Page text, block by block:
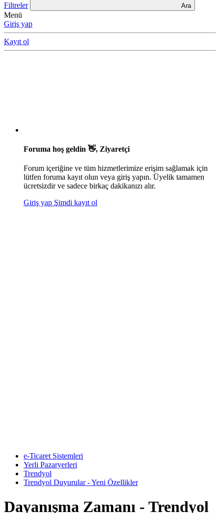
Filtreler Ara
Menü
Giriş yap
Kayıt ol
Foruma hoş geldin 👋, Ziyaretçi
Forum içeriğine ve tüm hizmetlerimize erişim sağlamak için
lütfen foruma kayıt olun veya giriş yapın. Üyelik tamamen
ücretsizdir ve sadece birkaç dakikanızı alır.
Giriş yap Şimdi kayıt ol
e-Ticaret Sistemleri
Yerli Pazaryerleri
Trendyol
Trendyol Duyurular - Yeni Özellikler
Dayanışma Zamanı - Trendyol